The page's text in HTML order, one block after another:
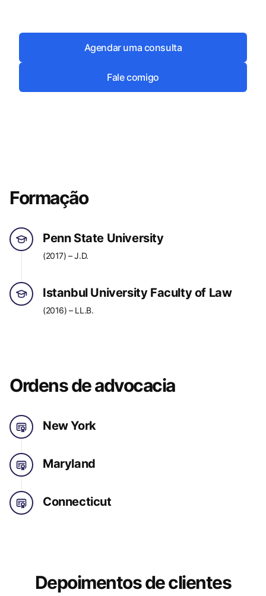
Agendar uma consulta
Fale comigo
Formação
Penn State University
(2017) – J.D.
Istanbul University Faculty of Law
(2016) – LL.B.
Ordens de advocacia
New York
Maryland
Connecticut
Depoimentos de clientes